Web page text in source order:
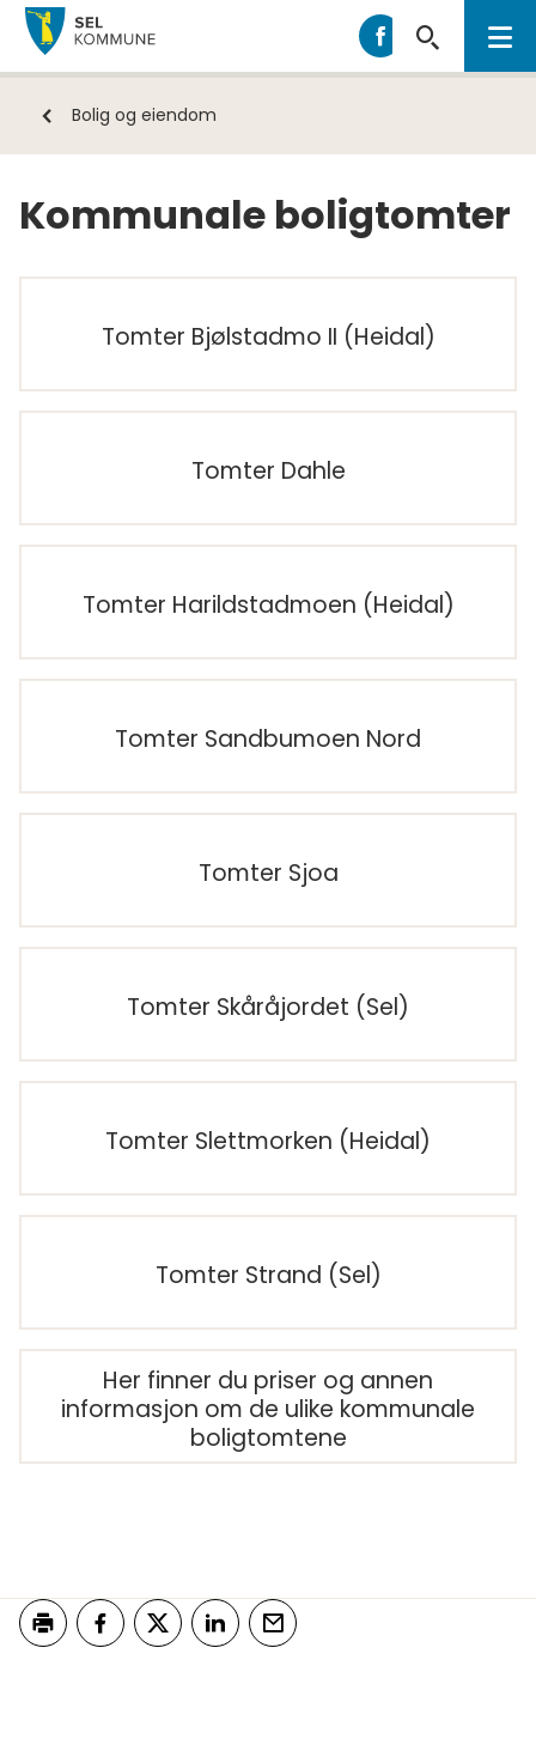
Sel
kommune
Sel
Du
Bolig og eiendom
Kommunale boligtomter
Tomter Bjølstadmo II (Heidal)
Tomter Dahle
Tomter Harildstadmoen (Heidal)
Tomter Sandbumoen Nord
Tomter Sjoa
Tomter Skåråjordet (Sel)
Tomter Slettmorken (Heidal)
Tomter Strand (Sel)
Her finner du priser og annen
informasjon om de ulike kommunale
boligtomtene